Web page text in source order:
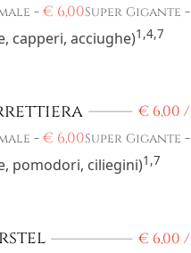
-€ 6,00Super Gigante -
capperi, acciughe)1,4,7
€ 6,00 /
-€ 6,00Super Gigante -
pomodori, ciliegini)1,7
€ 6,00 /